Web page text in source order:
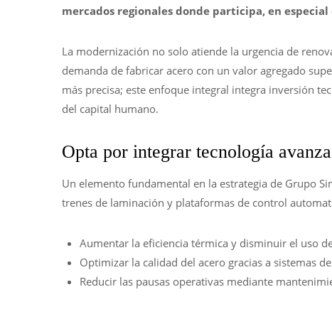
mercados regionales donde participa, en
La modernización no solo atiende la urgencia de
demanda de fabricar acero con un valor agregado
más precisa; este enfoque integral integra inversión
del capital humano.
Opta por integrar tecnología
Un elemento fundamental en la estrategia de Grupo
trenes de laminación y plataformas de control
Aumentar la eficiencia térmica y disminuir el uso
Optimizar la calidad del acero gracias a sistemas
Reducir las pausas operativas mediante